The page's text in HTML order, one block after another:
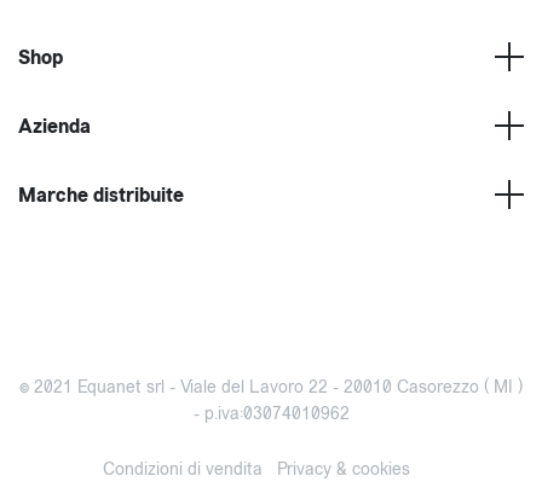
Shop
Azienda
Marche distribuite
© 2021 Equanet srl - Viale del Lavoro 22 - 20010 Casorezzo ( MI )
- p.iva:03074010962
Condizioni di vendita Privacy & cookies